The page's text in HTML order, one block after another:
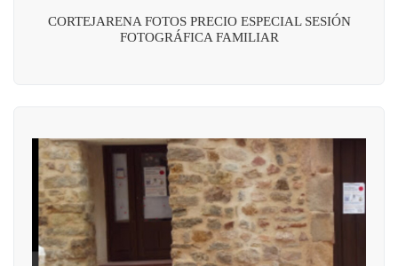
CORTEJARENA FOTOS PRECIO ESPECIAL SESIÓN
FOTOGRÁFICA FAMILIAR